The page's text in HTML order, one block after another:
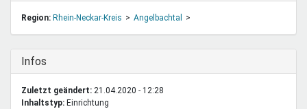
Region: Rhein-Neckar-Kreis Angelbachtal
Ausblenden
Infos
Zuletzt geändert: 21.04.2020 - 12:28
Inhaltstyp:
einrichtung